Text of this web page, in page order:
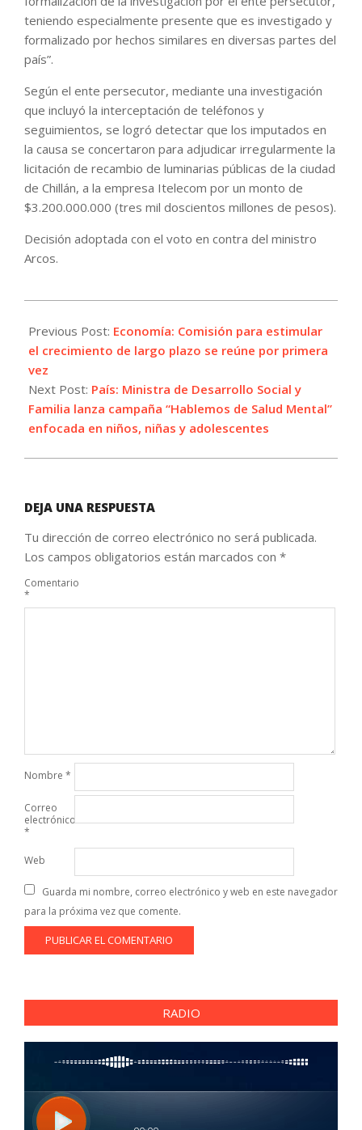
teniendo especialmente presente que es investigado y
formalizado por hechos similares en diversas partes del
país”.
Según el ente persecutor, mediante una investigación
que incluyó la interceptación de teléfonos y
seguimientos, se logró detectar que los imputados en
la causa se concertaron para adjudicar irregularmente la
licitación de recambio de luminarias públicas de la ciudad
de Chillán, a la empresa Itelecom por un monto de
$3.200.000.000 (tres mil doscientos millones de pesos).
Decisión adoptada con el voto en contra del ministro
Arcos.
06-
30
Previous Post: Economía: Comisión para estimular
el crecimiento de largo plazo se reúne por primera
vez
Next Post: País: Ministra de Desarrollo Social y
Familia lanza campaña “Hablemos de Salud Mental”
enfocada en niños, niñas y adolescentes
DEJA UNA RESPUESTA
Tu dirección de correo electrónico no será publicada.
Los campos obligatorios están marcados con *
Comentario
*
Nombre *
Correo
electrónico
*
Web
Guarda mi nombre, correo electrónico y web en este navegador
para la próxima vez que comente.
RADIO